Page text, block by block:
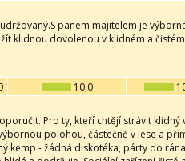
panem majitelem je
klidnou dovolenou v klidném a
10,0
Pro ty, kteří chtějí strávit
polohou, částečně v lese a
kemp - žádná diskotéka, párty do